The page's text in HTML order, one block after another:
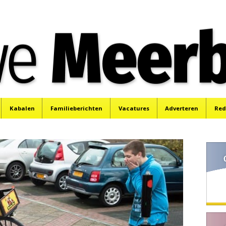
Kabalen Familieberichten Vacatures Adverteren